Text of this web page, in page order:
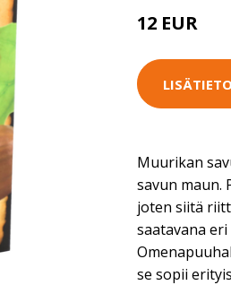
12 EUR
Muurikan
savun maun.
joten siitä
saatavana
se sopii